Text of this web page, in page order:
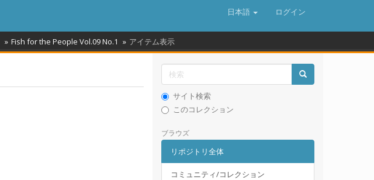
日本語 ログイン
Fish for the People Vol.09 No.1 アイテム表示
サイト検索
このコレクション
ブラウズ
リポジトリ全体
コミュニティ/コレクション